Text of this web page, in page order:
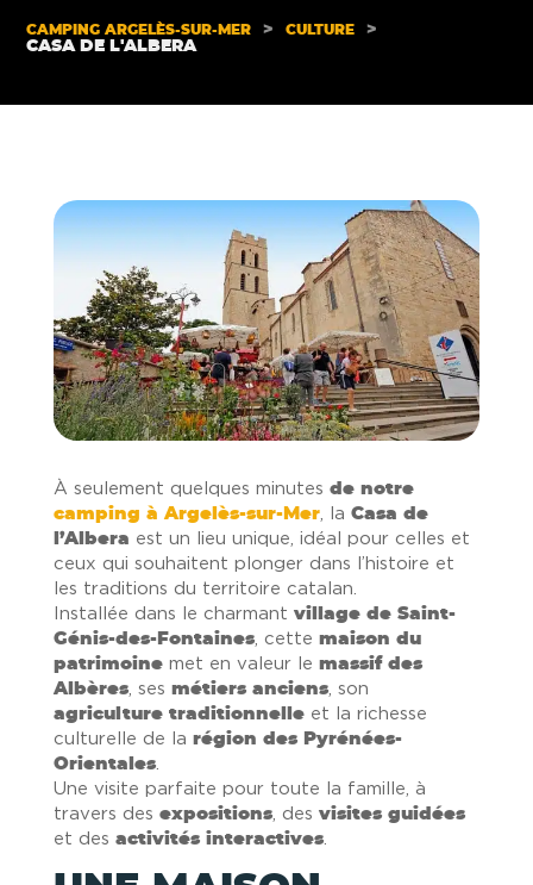
CAMPING ARGELÈS-SUR-MER > CULTURE
>
CASA DE L'ALBERA
À seulement quelques minutes de notre
camping à Argelès-sur-Mer, la Casa de
l’Albera est un lieu unique, idéal pour celles et
ceux qui souhaitent plonger dans l’histoire et
les traditions du territoire catalan.
Installée dans le charmant village de Saint-
Génis-des-Fontaines, cette maison du
patrimoinemet en valeur le massif des
Albères, ses métiers anciens, son
agriculture traditionnelleet la richesse
culturelle de la région des Pyrénées-
Orientales.
Une visite parfaite pour toute la famille, à
travers des expositions, des visites guidées
et des activités interactives.